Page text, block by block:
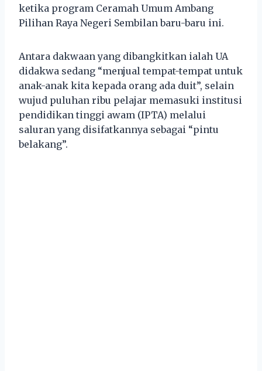
ketika program Ceramah Umum Ambang
Pilihan Raya Negeri Sembilan baru-baru ini.
Antara dakwaan yang dibangkitkan ialah UA
didakwa sedang “menjual tempat-tempat untuk
anak-anak kita kepada orang ada duit”, selain
wujud puluhan ribu pelajar memasuki institusi
pendidikan tinggi awam (IPTA) melalui
saluran yang disifatkannya sebagai “pintu
belakang”.